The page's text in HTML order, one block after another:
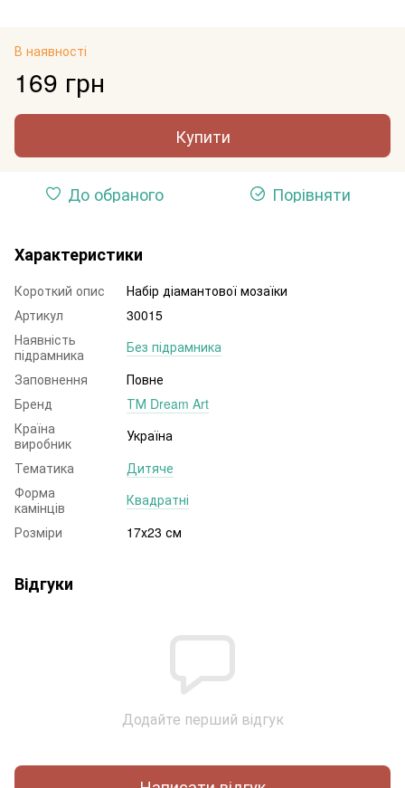
В наявності
169 грн
Купити
До обраного Порівняти
Характеристики
Короткий опис
Набір діамантової мозаїки
Артикул
30015
Наявність
підрамника
Без підрамника
Заповнення
Повне
Бренд
ТМ Dream Art
Країна
виробник
Україна
Тематика
Дитяче
Форма
камінців
Квадратні
Розміри
17х23 см
Відгуки
Додайте перший відгук